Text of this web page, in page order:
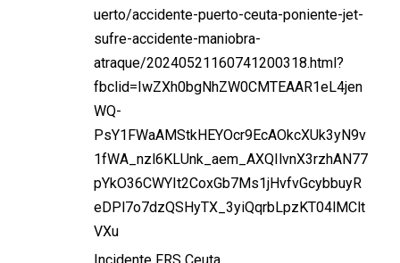
uerto/accidente-puerto-ceuta-poniente-jet-
sufre-accidente-maniobra-
atraque/20240521160741200318.html?
fbclid=IwZXh0bgNhZW0CMTEAAR1eL4jen
WQ-
PsY1FWaAMStkHEYOcr9EcAOkcXUk3yN9v
1fWA_nzl6KLUnk_aem_AXQIlvnX3rzhAN77
pYkO36CWYIt2CoxGb7Ms1jHvfvGcybbuyR
eDPl7o7dzQSHyTX_3yiQqrbLpzKT04lMClt
VXu
Incidente FRS Ceuta